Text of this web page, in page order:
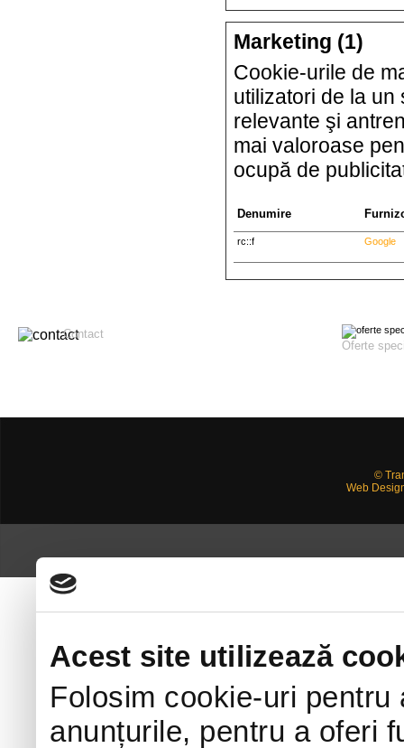
Acest site utilizează
Folosim cookie-uri
anunțurile, pentru a oferi
Marketing (1)
Cookie-urile de
utilizatori de la un
relevante şi
mai valoroase
ocupă de
Denumire
rc::f Google
Contact
Oferte
©
Web